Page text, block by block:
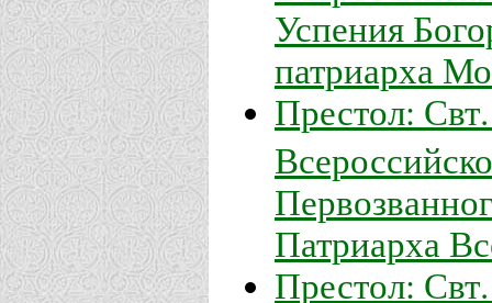
Успения
патриарха
Престол:
Патриарха
Престол: